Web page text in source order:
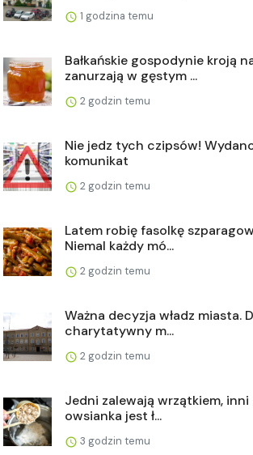
1 godzina temu
Bałkańskie gospodynie kroją
zanurzają w gęstym ...
2 godzin temu
Nie jedz tych czipsów!
komunikat
2 godzin temu
Latem robię fasolkę
Niemal każdy mó...
2 godzin temu
Ważna decyzja władz miasta.
charytatywny m...
2 godzin temu
Jedni zalewają wrzątkiem,
owsianka jest ł...
3 godzin temu